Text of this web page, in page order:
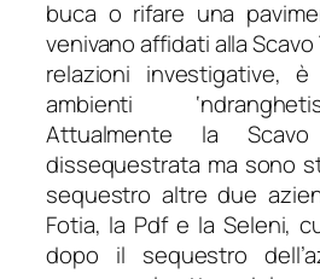
buca o rifare una
venivano affidati alla
relazioni investigative,
ambienti
Attualmente la
dissequestrata ma sono
sequestro altre due
Fotia, la Pdf e la Seleni,
dopo il sequestro